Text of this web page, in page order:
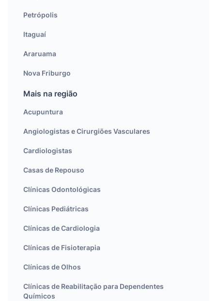
Petrópolis
Itaguaí
Araruama
Nova Friburgo
Mais na região
Acupuntura
Angiologistas e Cirurgiões Vasculares
Cardiologistas
Casas de Repouso
Clínicas Odontológicas
Clínicas Pediátricas
Clínicas de Cardiologia
Clínicas de Fisioterapia
Clínicas de Olhos
Clínicas de Reabilitação para Dependentes
Químicos